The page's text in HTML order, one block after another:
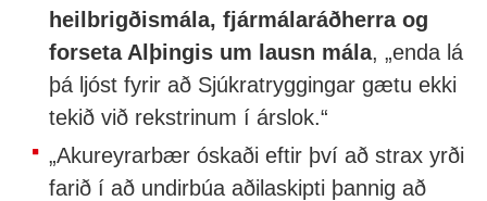
heilbrigðismála, fjármálaráðherra og
forseta Alþingis um lausn mála, „enda lá
þá ljóst fyrir að Sjúkratryggingar gætu ekki
tekið við rekstrinum í árslok.“
„Akureyrarbær óskaði eftir því að strax yrði
farið í að undirbúa aðilaskipti þannig að